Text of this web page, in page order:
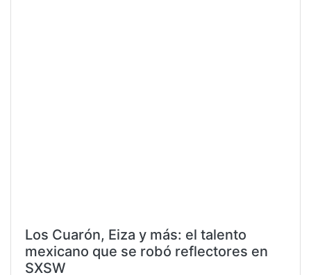
Los Cuarón, Eiza y más: el talento
mexicano que se robó reflectores en
SXSW